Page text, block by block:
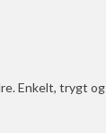
Enkelt, trygt og